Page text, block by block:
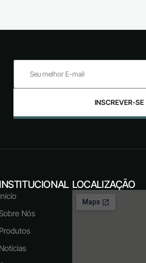
INSCREVER-SE
INSTITUCIONAL
Início
Nós
Produtos
Notícias
LOCALIZAÇÃO